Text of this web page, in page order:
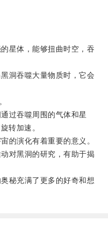
体，能够扭曲时空，吞
吞噬大量物质时，它会
吞噬周围的气体和星
转加速。
演化有着重要的意义。
黑洞的研究，有助于揭
充满了更多的好奇和想